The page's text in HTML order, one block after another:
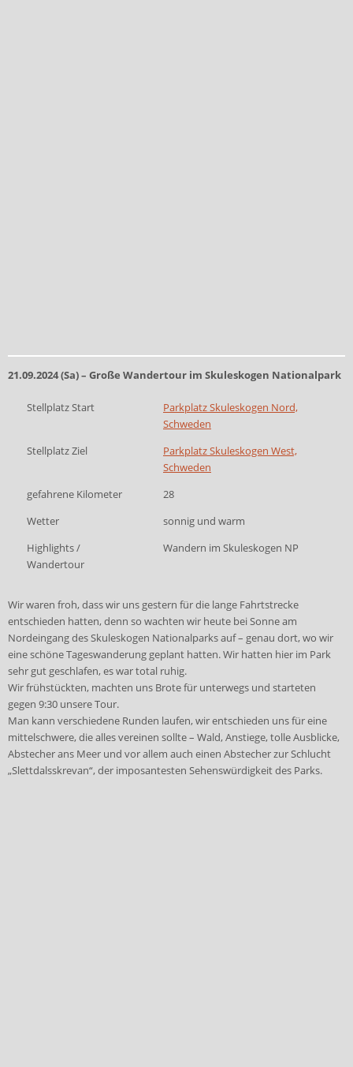
21.09.2024 (Sa) – Große Wandertour im Skuleskogen Nationalpark
Stellplatz Start
Parkplatz Skuleskogen Nord,
Schweden
Stellplatz Ziel
Parkplatz Skuleskogen West,
Schweden
gefahrene Kilometer
28
Wetter
sonnig und warm
Highlights /
Wandertour
Wandern im Skuleskogen NP
Wir waren froh, dass wir uns gestern für die lange Fahrtstrecke
entschieden hatten, denn so wachten wir heute bei Sonne am
Nordeingang des Skuleskogen Nationalparks auf – genau dort, wo wir
eineschöne Tageswanderung geplant hatten. Wir hatten hier im Park
sehr gut geschlafen, es war total ruhig.
Wir frühstückten, machten uns Brote für unterwegs und starteten
gegen 9:30 unsere Tour.
Man kann verschiedene Runden laufen, wir entschieden uns für eine
mittelschwere, die alles vereinen sollte – Wald, Anstiege, tolle Ausblicke,
Abstecher ans Meer und vor allem auch einen Abstecher zur Schlucht
„Slettdalsskrevan“, der imposantesten Sehenswürdigkeit des Parks.